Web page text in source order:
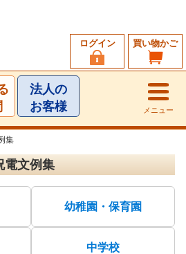
買い物かご
ログイン
法人の
お客様
メニュー
集
電文例集
幼稚園・保育園
中学校